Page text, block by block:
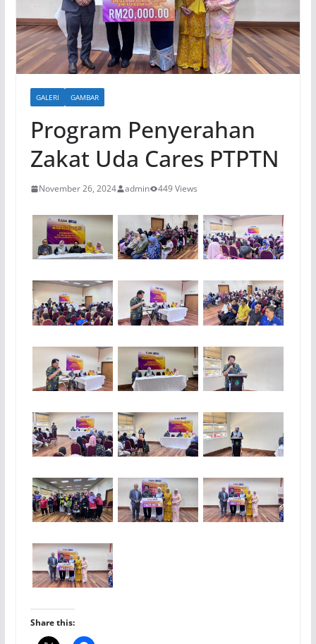
GALERI GAMBAR
Program Penyerahan
Zakat Uda Cares PTPTN
November 26, 2024 admin 449 Views
Share this: